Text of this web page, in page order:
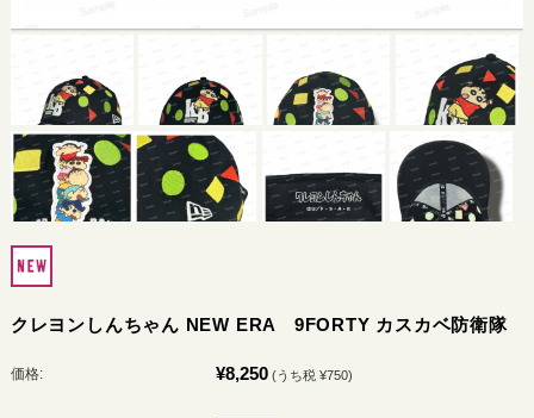
クレヨンしんちゃん NEW ERA 9FORTY カスカベ防衛隊
価格: ¥8,250 (うち税 ¥750)